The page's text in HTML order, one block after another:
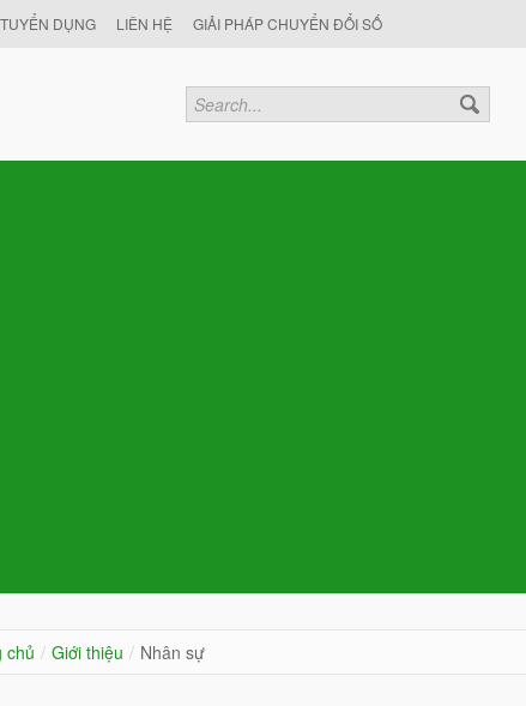
TUYỂN DỤNG LIÊN HỆ GIẢI PHÁP CHUYỂN ĐỔI SỐ
chủ / Giới thiệu / Nhân sự